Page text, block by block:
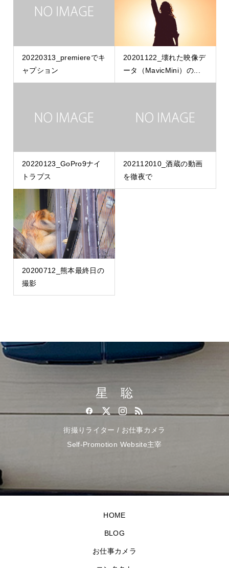
20220313_premiereでキ
ャプション
20201122_壊れた映像デ
ータ（MavicMini）の...
20220123_GoPro9ナイ
トラプス
202112010_酒蔵の動画
を徹夜で
20200712_熊本最終日の
撮影
星 聡
街撮りライター / お仕事カメラ
Self-Promotion Website主宰
HOME
BLOG
お仕事カメラ